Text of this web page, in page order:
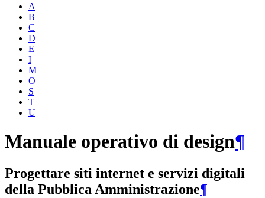
A
B
C
D
E
I
M
O
S
T
U
Manuale operativo di design¶
Progettare siti internet e servizi digitali
della Pubblica Amministrazione¶